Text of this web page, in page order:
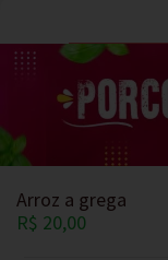
Arroz a grega
R$ 20,00